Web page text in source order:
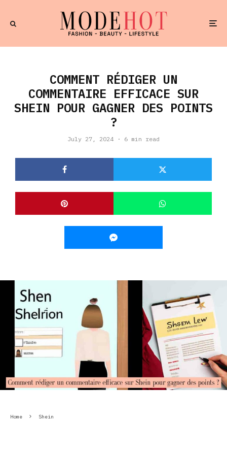
COMMENT RÉDIGER UN
COMMENTAIRE EFFICACE SUR
SHEIN POUR GAGNER DES POINTS
?
July 27, 2024 · 6 min read
Home Shein